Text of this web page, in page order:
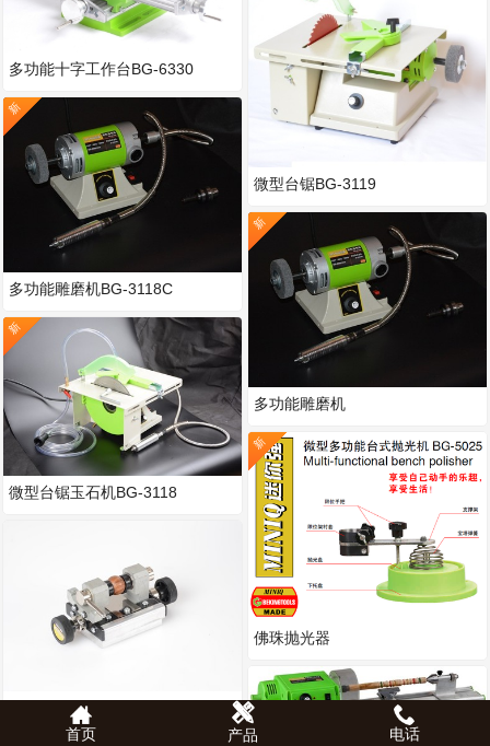
多功能十字工作台BG-6330
新
多功能雕磨机BG-3118C
新
微型台锯玉石机BG-3118
圆珠钻孔器
微型台锯BG-3119
新
多功能雕磨机
新
佛珠抛光器
首页 产品 电话